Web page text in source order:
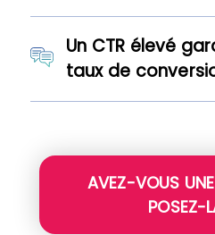
Un CTR élevé
taux de
AVEZ-VOUS
POSEZ-